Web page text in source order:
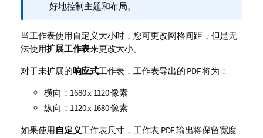
释
好地控制主题和布局。
当工作表使用自定义大小时，您可更改网格间距，但是无
法使用扩展工作表来更改大小。
对于未扩展的响应式工作表，工作表导出的 PDF将为：
横向：1680 x 1120 像素
纵向：1120 x 1680 像素
如果使用自定义工作表尺寸，工作表 PDF输出将保留宽度